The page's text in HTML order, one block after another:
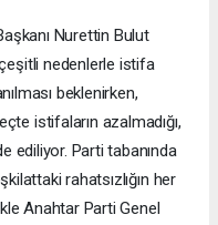
Nurettin Bulut
nedenlerle istifa
beklenirken,
istifaların azalmadığı,
ediliyor. Parti tabanında
rahatsızlığın her
Anahtar Parti Genel